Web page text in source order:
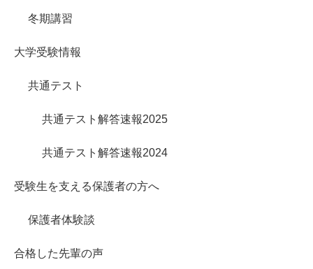
冬期講習
大学受験情報
共通テスト
共通テスト解答速報2025
共通テスト解答速報2024
受験生を支える保護者の方へ
保護者体験談
合格した先輩の声